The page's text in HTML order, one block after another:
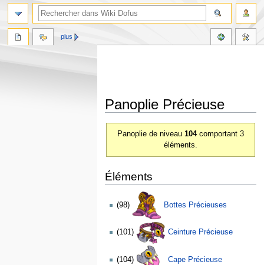
Panoplie Précieuse
Panoplie de niveau104comportant 3
éléments.
Éléments
(98) Bottes Précieuses
(101) Ceinture Précieuse
(104) Cape Précieuse
plus